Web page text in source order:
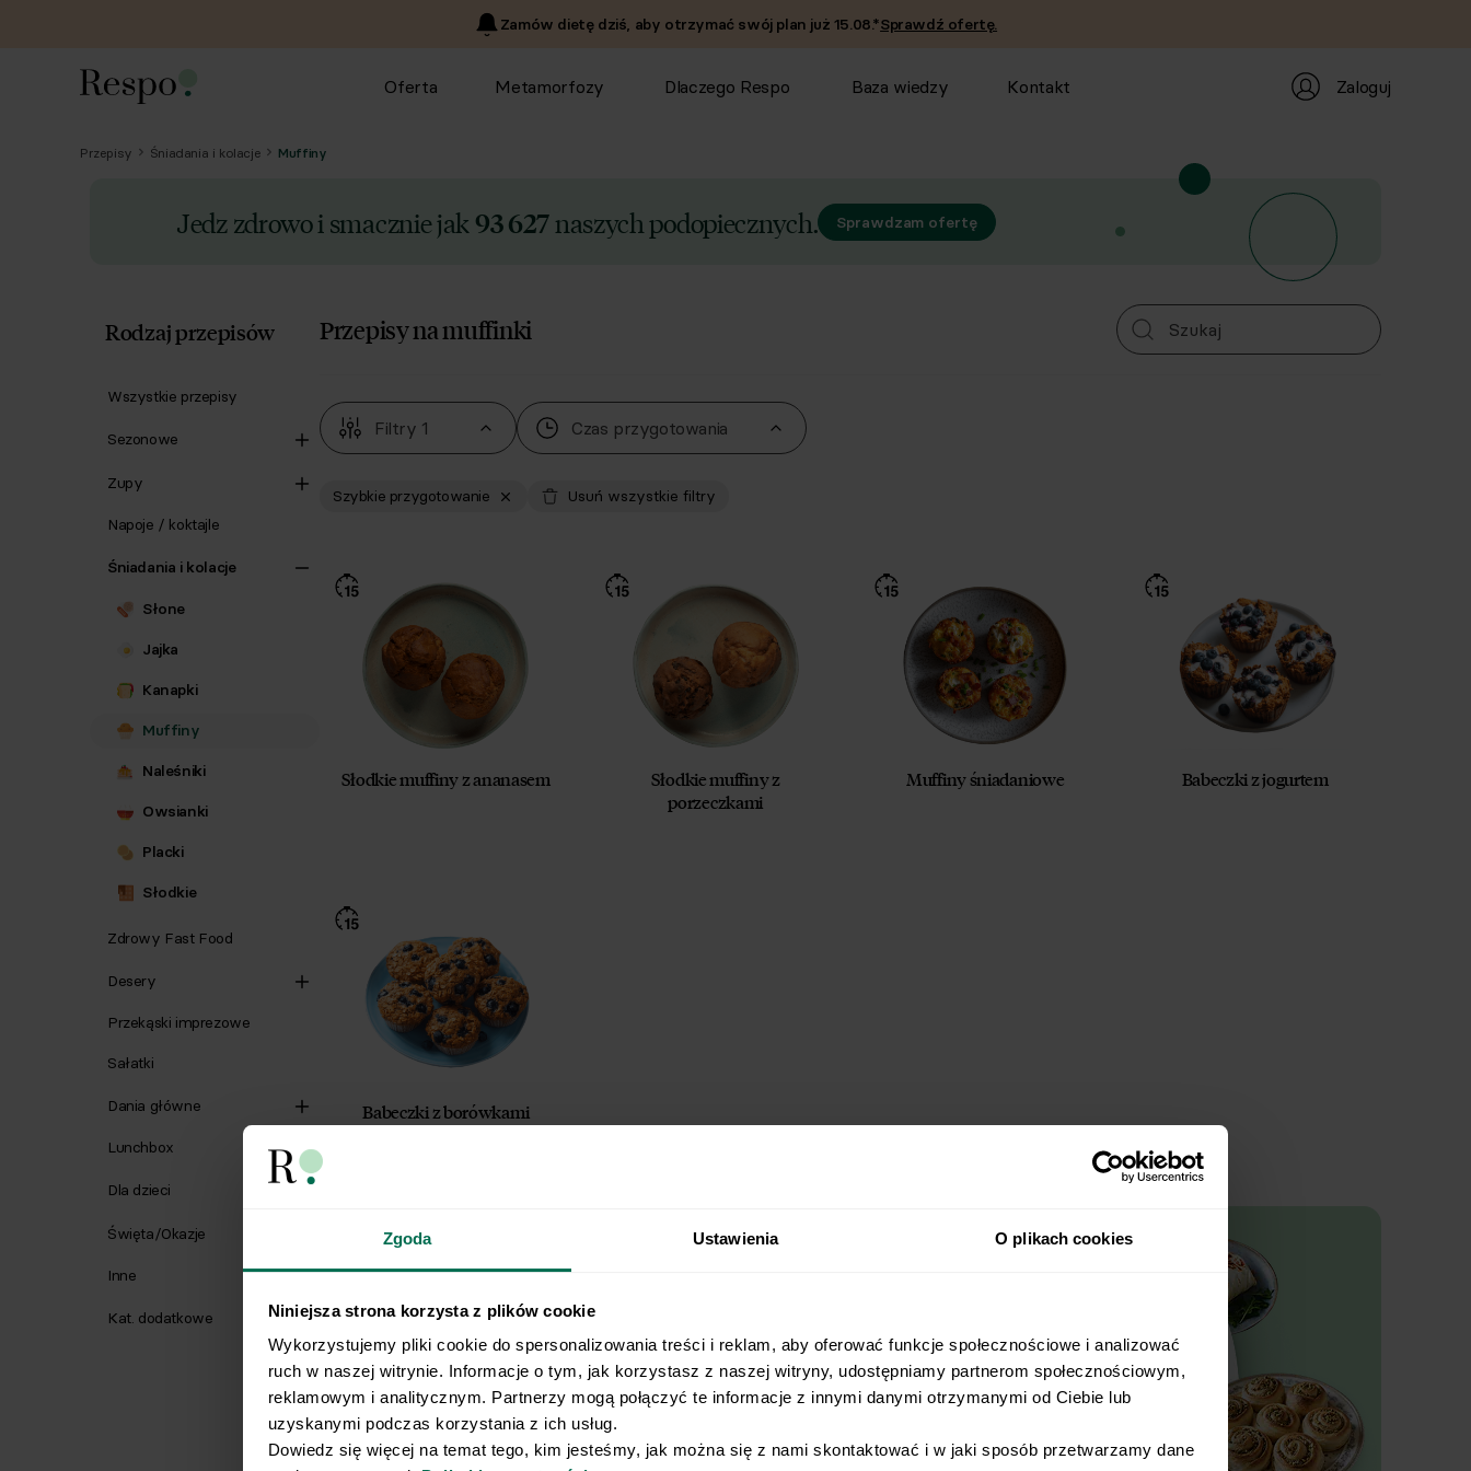
Zgoda Ustawienia O plikach cookies
Niniejsza strona korzysta z plików cookie
Wykorzystujemy pliki cookie do spersonalizowania treści i reklam, aby oferować funkcje społecznościowe i analizować
ruch w naszej witrynie. Informacje o tym, jak korzystasz z naszej witryny, udostępniamy partnerom społecznościowym,
reklamowym i analitycznym. Partnerzy mogą połączyć te informacje z innymi danymi otrzymanymi od Ciebie lub
uzyskanymi podczas korzystania z ich usług.
Dowiedz się więcej na temat tego, kim jesteśmy, jak można się z nami skontaktować i w jaki sposób przetwarzamy dane
Zamów dietę dziś, aby otrzymać swój plan już 15.08.*Sprawdź ofertę.
Oferta Metamorfozy Dlaczego Respo Baza wiedzy Kontakt Zaloguj
Przepisy Śniadania i kolacje Muffiny
Jedz zdrowo i smacznie jak 93 627naszych podopiecznych. Sprawdzam ofertę
Przepisy na muffinki
Filtry 1 Czas przygotowania
Szybkie przygotowanie Usuń wszystkie filtry
Słodkie muffiny z ananasem
Słodkie muffiny z
porzeczkami
Muffiny śniadaniowe Babeczki z jogurtem
Babeczki z borówkami
Odbierz prezent!
10 fit przepisów na air fryera
Przepisy maksymalnie do 520 kcal
gotowe w 15-30 minut.
Rodzaj przepisów
Wszystkie przepisy
Sezonowe
Zupy
Napoje / koktajle
Śniadania i kolacje
Słone
Jajka
Kanapki
Muffiny
Naleśniki
Owsianki
Placki
Słodkie
Zdrowy Fast Food
Desery
Przekąski imprezowe
Sałatki
Dania główne
Lunchbox
Dla dzieci
Święta/Okazje
Inne
Kat. dodatkowe